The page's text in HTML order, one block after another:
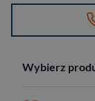
Wybierz